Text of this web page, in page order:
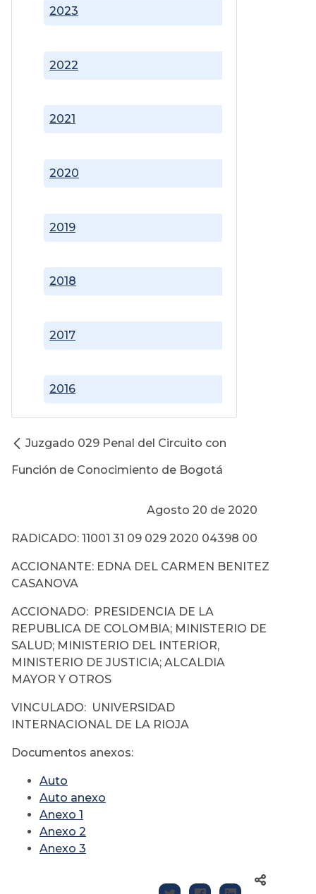
2016
2017
2018
2019
2020
2021
2022
2023
Juzgado 029 Penal del Circuito con
Función de Conocimiento de Bogotá
Agosto 20 de 2020
RADICADO: 11001 31 09 029 2020 04398 00
ACCIONANTE: EDNA DEL CARMEN BENITEZ
CASANOVA
ACCIONADO: PRESIDENCIA DE LA
REPUBLICA DE COLOMBIA; MINISTERIO DE
SALUD; MINISTERIO DEL INTERIOR,
MINISTERIO DE JUSTICIA; ALCALDIA
MAYOR Y OTROS
VINCULADO: UNIVERSIDAD
INTERNACIONAL DE LA RIOJA
Documentos anexos:
Auto
Auto anexo
Anexo 1
Anexo 2
Anexo 3